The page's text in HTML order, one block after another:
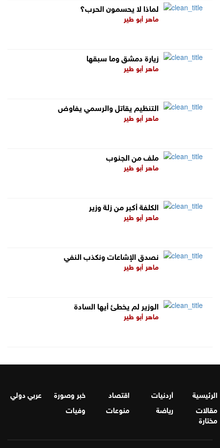
لماذا لا يحسمون الحرب؟
ماهر أبو طير
زيارة دمشق وما سبقها
ماهر أبو طير
التنظيم يقاتل والرسمي يفاوض
ماهر أبو طير
ملف من الجنوب
ماهر أبو طير
الكلفة أكبر من زلة وزير
ماهر أبو طير
نصدق الإشاعات ونكذب النفي
ماهر أبو طير
الوزير لم يخطئ أيها السادة
ماهر أبو طير
الرئيسية أردنيات اقتصاد خبر وصورة
عربي دولي
مقالات
مختارة
رياضة منوعات وفيات